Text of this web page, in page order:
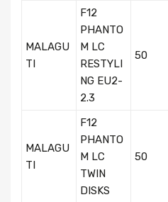
MALAGU
TI
F12
PHANTO
M LC
RESTYLI
NG EU2-
2.3
50
MALAGU
TI
F12
PHANTO
M LC
TWIN
DISKS
50